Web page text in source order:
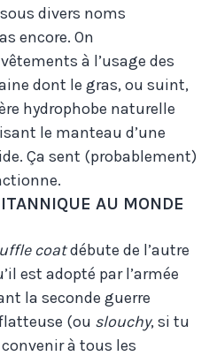
divers noms
encore. On
à l’usage des
dont le gras, ou suint,
hydrophobe naturelle
le manteau d’une
Ça sent (probablement)
AU MONDE
coatdébute de l’autre
est adopté par l’armée
la seconde guerre
(ou slouchy, si tu
à tous les